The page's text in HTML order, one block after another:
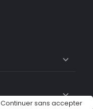
Continuer sans accepter